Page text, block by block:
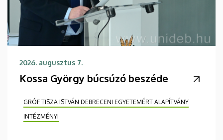
2026. augusztus 7.
Kossa György búcsúzó beszéde
GRÓF TISZA ISTVÁN DEBRECENI EGYETEMÉRT ALAPÍTVÁNY
INTÉZMÉNYI